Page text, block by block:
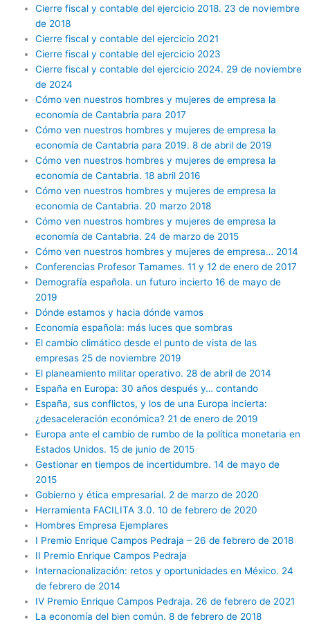
Cierre fiscal y contable del ejercicio 2018. 23 de noviembre
de 2018
Cierre fiscal y contable del ejercicio 2021
Cierre fiscal y contable del ejercicio 2023
Cierre fiscal y contable del ejercicio 2024. 29 de noviembre
de 2024
Cómo ven nuestros hombres y mujeres de empresa la
economía de Cantabria para 2017
Cómo ven nuestros hombres y mujeres de empresa la
economía de Cantabria para 2019. 8 de abril de 2019
Cómo ven nuestros hombres y mujeres de empresa la
economía de Cantabria. 18 abril 2016
Cómo ven nuestros hombres y mujeres de empresa la
economía de Cantabria. 20 marzo 2018
Cómo ven nuestros hombres y mujeres de empresa la
economía de Cantabria. 24 de marzo de 2015
Cómo ven nuestros hombres y mujeres de empresa… 2014
Conferencias Profesor Tamames. 11 y 12 de enero de 2017
Demografía española. un futuro incierto 16 de mayo de
2019
Dónde estamos y hacia dónde vamos
Economía española: más luces que sombras
El cambio climático desde el punto de vista de las
empresas 25 de noviembre 2019
El planeamiento militar operativo. 28 de abril de 2014
España en Europa: 30 años después y… contando
España, sus conflictos, y los de una Europa incierta:
¿desaceleración económica? 21 de enero de 2019
Europa ante el cambio de rumbo de la política monetaria en
Estados Unidos. 15 de junio de 2015
Gestionar en tiempos de incertidumbre. 14 de mayo de
2015
Gobierno y ética empresarial. 2 de marzo de 2020
Herramienta FACILITA 3.0. 10 de febrero de 2020
Hombres Empresa Ejemplares
I Premio Enrique Campos Pedraja – 26 de febrero de 2018
II Premio Enrique Campos Pedraja
Internacionalización: retos y oportunidades en México. 24
de febrero de 2014
IV Premio Enrique Campos Pedraja. 26 de febrero de 2021
La economía del bien común. 8 de febrero de 2018